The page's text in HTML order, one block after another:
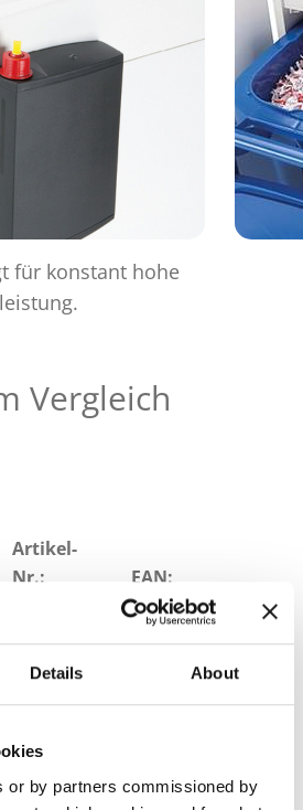
Details About
or by partners commissioned by
für konstant hohe
Vergleich
Artikel-
Nr.:
EAN:
4026631072120